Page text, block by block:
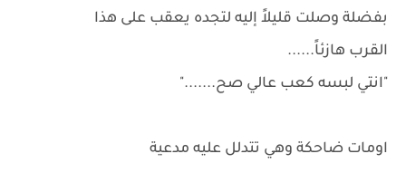
بفضلة وصلت قليلاً إليه لتجده يعقب على هذا
القرب هازئاً......
"انتي لبسه كعب عالي صح......."
اومات ضاحكة وهي تتدلل عليه مدعية